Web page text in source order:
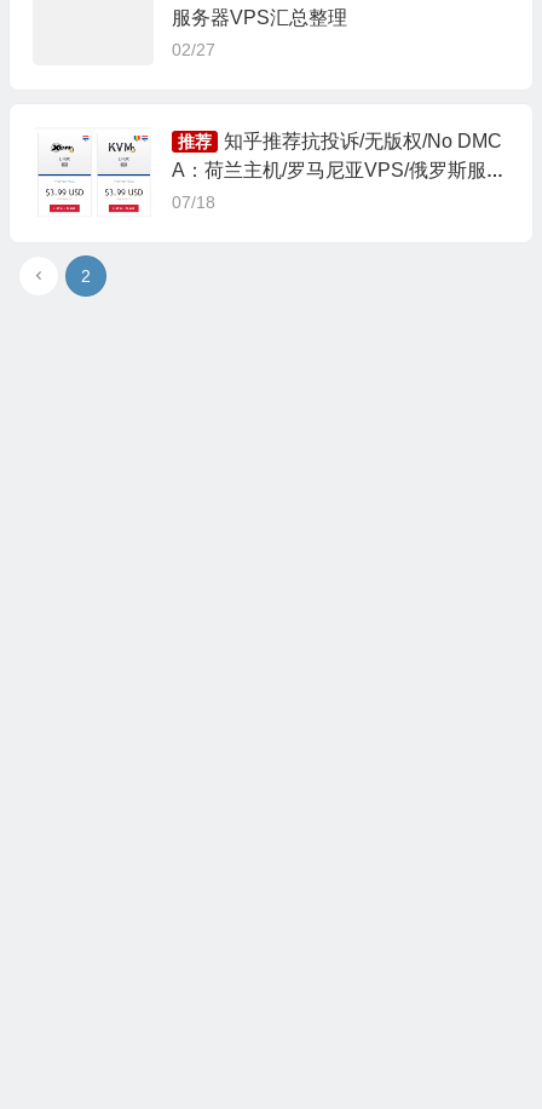
服务器VPS汇总整理
02/27
推荐
知乎推荐抗投诉/无版权/No DMC
A：荷兰主机/罗马尼亚VPS/俄罗斯服务
器
07/18
2